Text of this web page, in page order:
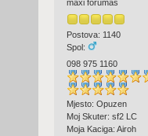
maxi forumaš
Postova: 1140
Spol:
098 975 1160
Mjesto: Opuzen
Moj Skuter: sf2 LC
Moja Kaciga: Airoh